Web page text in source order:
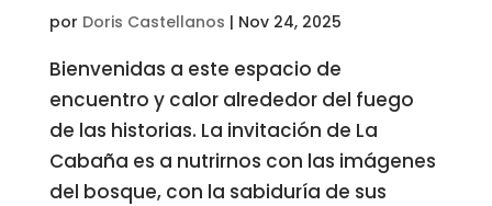
por Doris Castellanos | Nov 24, 2025
Bienvenidas a este espacio de
encuentro y calor alrededor del fuego
de las historias. La invitación de La
Cabaña es a nutrirnos con las imágenes
del bosque, con la sabiduría de sus